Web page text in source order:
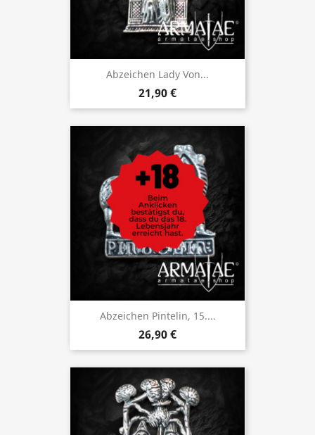
Abzeichen Lady Von...
21,90 €
Abzeichen Pintelin, 15....
26,90 €